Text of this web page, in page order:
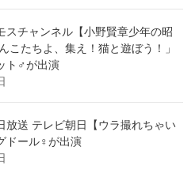
スチャンネル【小野賢章少年の昭
こたちよ、集え！猫と遊ぼう！」
ト♂が出演
放送 テレビ朝日【ウラ撮れちゃい
ドール♀が出演